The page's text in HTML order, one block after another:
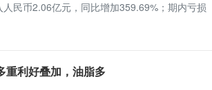
民币2.06亿元，同比增加359.69%；期内亏损
重利好叠加，油脂多